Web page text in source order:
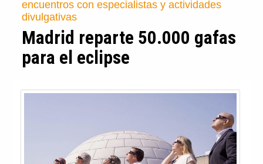
encuentros con especialistas y actividades
divulgativas
Madrid reparte 50.000 gafas
para el eclipse